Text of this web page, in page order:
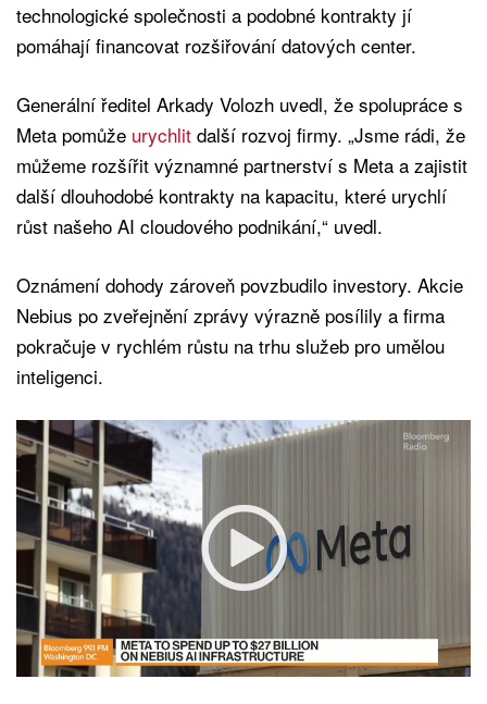
technologické společnosti a podobné kontrakty jí
pomáhají financovat rozšiřování datových center.
Generální ředitel Arkady Volozh uvedl, že spolupráce s
Meta pomůže urychlit další rozvoj firmy. „Jsme rádi, že
můžeme rozšířit významné partnerství s Meta a zajistit
další dlouhodobé kontrakty na kapacitu, které urychlí
růst našeho AI cloudového podnikání,“ uvedl.
Oznámení dohody zároveň povzbudilo investory. Akcie
Nebius po zveřejnění zprávy výrazně posílily a firma
pokračuje v rychlém růstu na trhu služeb pro umělou
inteligenci.